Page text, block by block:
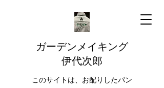
ガーデンメイキング
伊代次郎
このサイトは、お配りしたパン